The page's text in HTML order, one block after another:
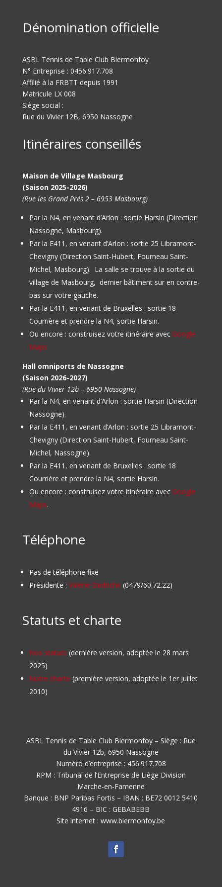
Dénomination officielle
ASBL Tennis de Table Club Biermonfoy
N° Entreprise : 0456.917.708
Affilié à la FRBTT depuis 1991
Matricule LX 008
Siège social :
Rue du Vivier 12B, 6950 Nassogne
Itinéraires conseillés
Maison de Village Masbourg
(Saison 2025-2026)
(Rue les Grand Prés 2 – 6953 Masbourg)
Par la N4, en venant d’Arlon : sortie Harsin (Direction
Nassogne, Masbourg).
Par la E411, en venant d’Arlon : sortie 25 Libramont-
Chevigny (Direction Saint-Hubert, Fourneau Saint-
Michel, Masbourg). La salle se trouve à la sortie du
village de Masbourg, dernier bâtiment sur en contre-
bas sur votre gauche.
Par la E411, en venant de Bruxelles : sortie 18
Courrière et prendre la N4, sortie Harsin.
Ou encore : construisez votre itinéraire avec Google
Maps
Hall omniports de Nassogne
(Saison 2026-2027)
(Rue du Vivier 12b – 6950 Nassogne)
Par la N4, en venant d’Arlon : sortie Harsin (Direction
Nassogne).
Par la E411, en venant d’Arlon : sortie 25 Libramont-
Chevigny (Direction Saint-Hubert, Fourneau Saint-
Michel, Nassogne).
Par la E411, en venant de Bruxelles : sortie 18
Courrière et prendre la N4, sortie Harsin.
Ou encore : construisez votre itinéraire avec Google
Maps.
Téléphone
Pas de téléphone fixe
Présidente : Valérie Dedriche (0479/60.72.22)
Statuts et charte
Nos statuts (dernière version, adoptée le 28 mars
2025)
Notre charte (première version, adoptée le 1er juillet
2010)
ASBL Tennis de Table Club Biermonfoy – Siège : Rue
du Vivier 12b, 6950 Nassogne
Numéro d’entreprise : 456.917.708
RPM : Tribunal de l’Entreprise de Liège Division
Marche-en-Famenne
Banque : BNP Paribas Fortis – IBAN : BE72 0012 5410
4916 – BIC : GEBABEBB
Site internet : www.biermonfoy.be